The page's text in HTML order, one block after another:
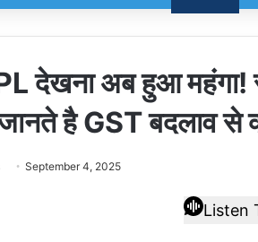
देखना अब हुआ महंगा!
है GST बदलाव से
September 4, 2025
Listen